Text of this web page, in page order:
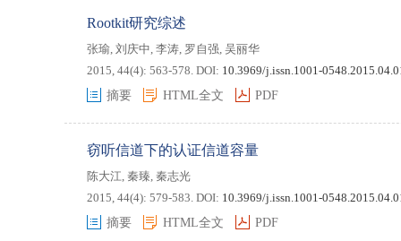
Rootkit研究综述
张瑜, 刘庆中, 李涛, 罗自强, 吴丽华
2015, 44(4): 563-578. DOI: 10.3969/j.issn.1001-
摘要
HTML全文 PDF
窃听信道下的认证信道容量
陈大江, 秦臻, 秦志光
2015, 44(4): 579-583. DOI: 10.3969/j.issn.1001-
摘要
HTML全文 PDF